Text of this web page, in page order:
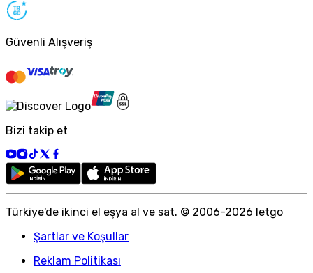
Güvenli Alışveriş
Bizi takip et
Türkiye'de ikinci el eşya al ve sat. © 2006-2026 letgo
Şartlar ve Koşullar
Reklam Politikası